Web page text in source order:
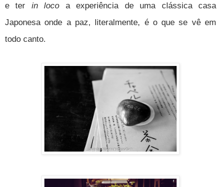
e ter in loco a experiência de uma clássica casa
Japonesa onde a paz, literalmente, é o que se vê em
todo canto.